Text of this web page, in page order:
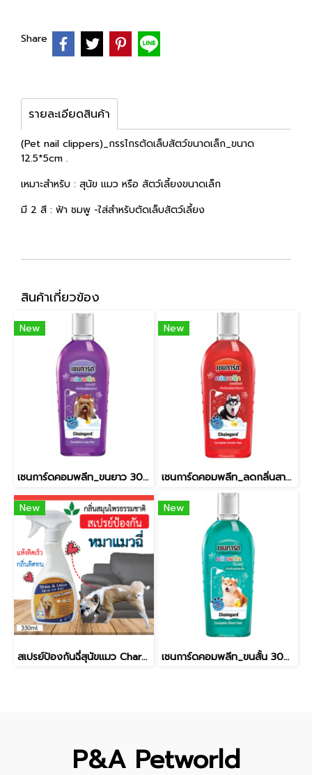
Share
รายละเอียดสินค้า
(Pet nail clippers)_กรรไกรตัดเล็บสัตว์ขนาดเล็ก_ขนาด
12.5*5cm .
เหมาะสำหรับ : สุนัข แมว หรือ สัตว์เลี้ยงขนาดเล็ก
มี 2 สี : ฟ้า ชมพู -ใส่สำหรับตัดเล็บสัตว์เลี้ยง
สินค้าเกี่ยวข้อง
New
เชนการ์ดคอมพลีท_ขนยาว 300ml
New
เชนการ์ดคอมพลีท_ลดกลิ่นสาบ 300ml
New
สเปรย์ป้องกันฉี่สุนัขแมว Charming_กลิ่นสมุนไพร / ขนาด330ml.
New
เชนการ์ดคอมพลีท_ขนสั้น 300ml
P&A Petworld